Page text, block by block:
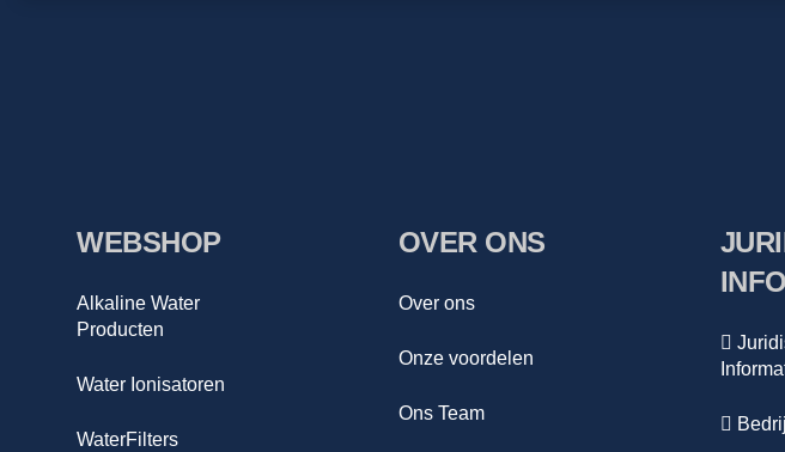
WEBSHOP
Alkaline Water
Producten
Water Ionisatoren
WaterFilters
OVER ONS
Over ons
Onze voordelen
Ons Team
INFO